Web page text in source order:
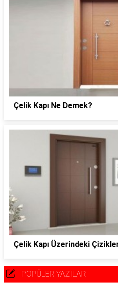
Çelik Kapı Ne Demek?
Çelik Kapı Üzerindeki
POPÜLER YAZILAR